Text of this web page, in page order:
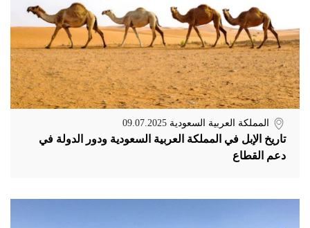
المملكة العربية السعودية 09.07.2025
تاريخ الإبل في المملكة العربية السعودية ودور الدولة في
دعم القطاع